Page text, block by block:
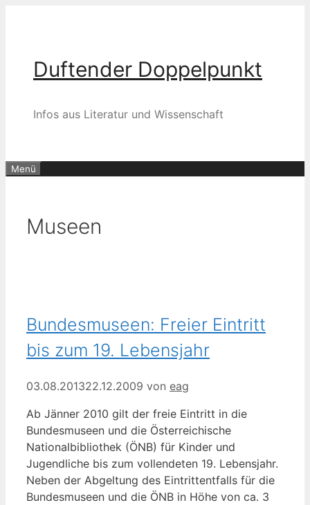
Duftender Doppelpunkt
Infos aus Literatur und Wissenschaft
Menü
Museen
Bundesmuseen: Freier Eintritt
bis zum 19. Lebensjahr
03.08.201322.12.2009 von eag
Ab Jänner 2010 gilt der freie Eintritt in die
Bundesmuseen und die Österreichische
Nationalbibliothek (ÖNB) für Kinder und
Jugendliche bis zum vollendeten 19. Lebensjahr.
Neben der Abgeltung des Eintrittentfalls für die
Bundesmuseen und die ÖNB in Höhe von ca. 3